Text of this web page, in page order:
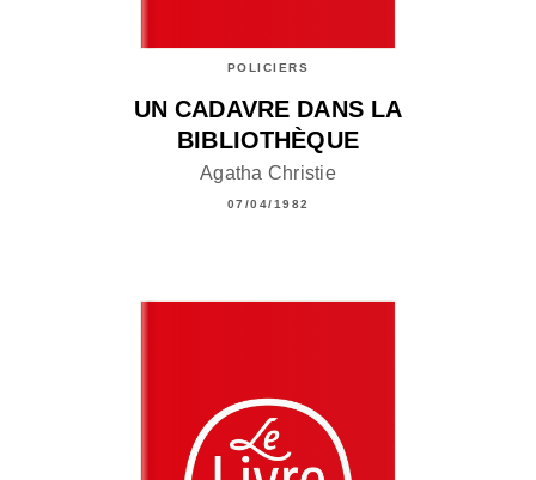
POLICIERS
UN CADAVRE DANS LA
BIBLIOTHÈQUE
Agatha Christie
07/04/1982